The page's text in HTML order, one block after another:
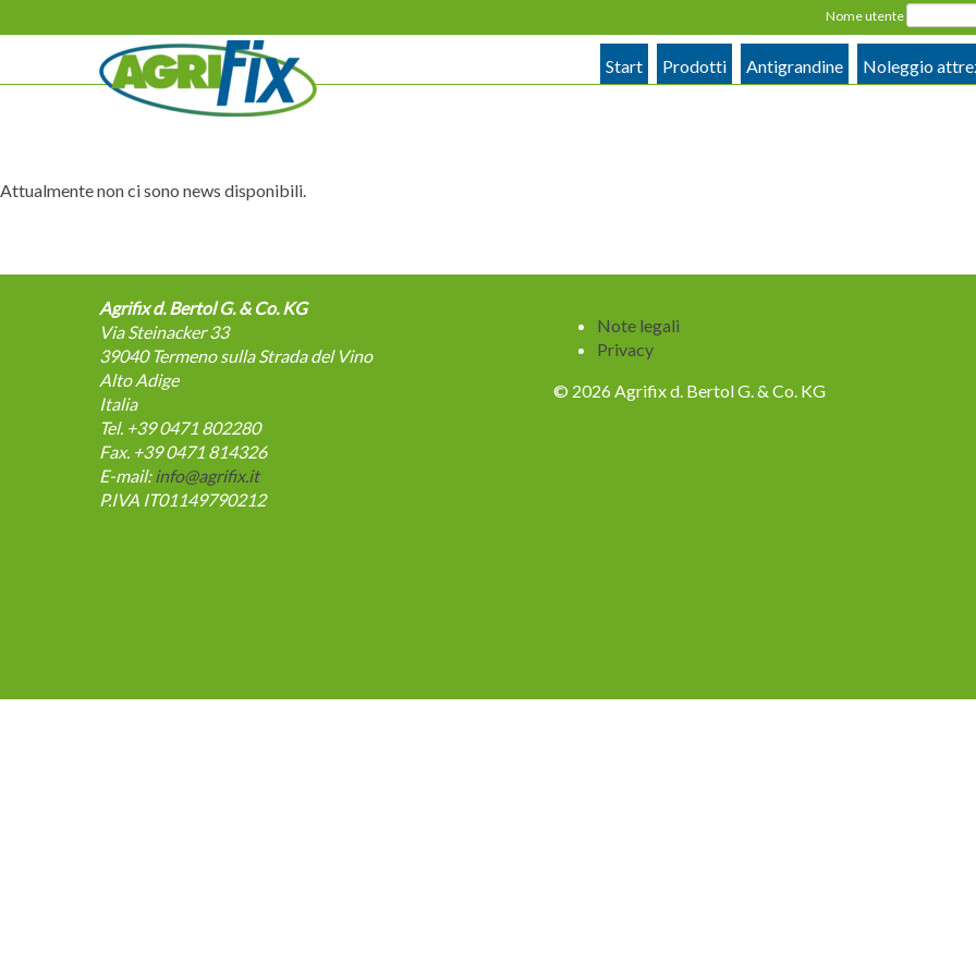
Nome utente
la
Start Prodotti Antigrandine Noleggio
Attualmente non ci sono news disponibili.
Agrifix d. Bertol G. & Co. KG
Via Steinacker 33
39040 Termeno sulla Strada del Vino
Alto Adige
Italia
Tel. +39 0471 802280
Fax. +39 0471 814326
E-mail:info@agrifix.it
P.IVA IT01149790212
navigazione
Note legali
Privacy
© 2026 Agrifix d. Bertol G. & Co. KG